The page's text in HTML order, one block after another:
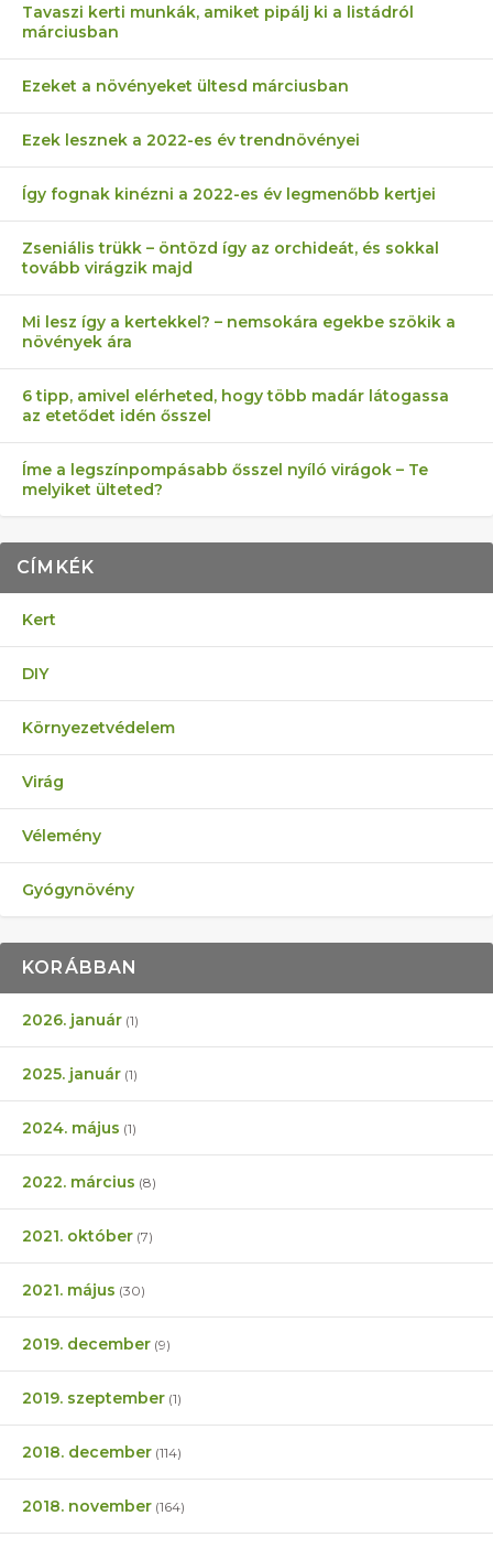
Tavaszi kerti munkák, amiket pipálj ki a listádról
márciusban
Ezeket a növényeket ültesd márciusban
Ezek lesznek a 2022-es év trendnövényei
Így fognak kinézni a 2022-es év legmenőbb kertjei
Zseniális trükk – öntözd így az orchideát, és sokkal
tovább virágzik majd
Mi lesz így a kertekkel? – nemsokára egekbe szökik a
növények ára
6 tipp, amivel elérheted, hogy több madár látogassa
az etetődet idén ősszel
Íme a legszínpompásabb ősszel nyíló virágok – Te
melyiket ülteted?
CÍMKÉK
Kert
DIY
Környezetvédelem
Virág
Vélemény
Gyógynövény
KORÁBBAN
2026. január (1)
2025. január (1)
2024. május (1)
2022. március (8)
2021. október (7)
2021. május (30)
2019. december (9)
2019. szeptember (1)
2018. december (114)
2018. november (164)